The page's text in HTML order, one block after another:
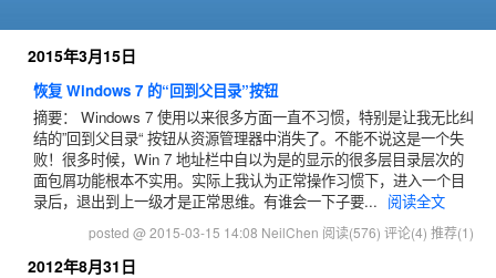
2015年3月15日
恢复 Windows 7 的“回到父目录”按钮
摘要： Windows 7 使用以来很多方面一直不习惯，特别是让我无比纠
结的”回到父目录“ 按钮从资源管理器中消失了。不能不说这是一个失
败！很多时候，Win 7 地址栏中自以为是的显示的很多层目录层次的
面包屑功能根本不实用。实际上我认为正常操作习惯下，进入一个目
录后，退出到上一级才是正常思维。有谁会一下子要... 阅读全文
posted @ 2015-03-15 14:08 NeilChen 阅读(576) 评论(4) 推荐(1)
2012年8月31日